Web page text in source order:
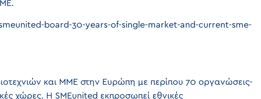
board-30-years-of-single-market-and-current-sme-
και ΜΜΕ στην Ευρώπη με περίπου 70 οργανώσεις-
χώρες. Η SMEunited εκπροσωπεί εθνικές